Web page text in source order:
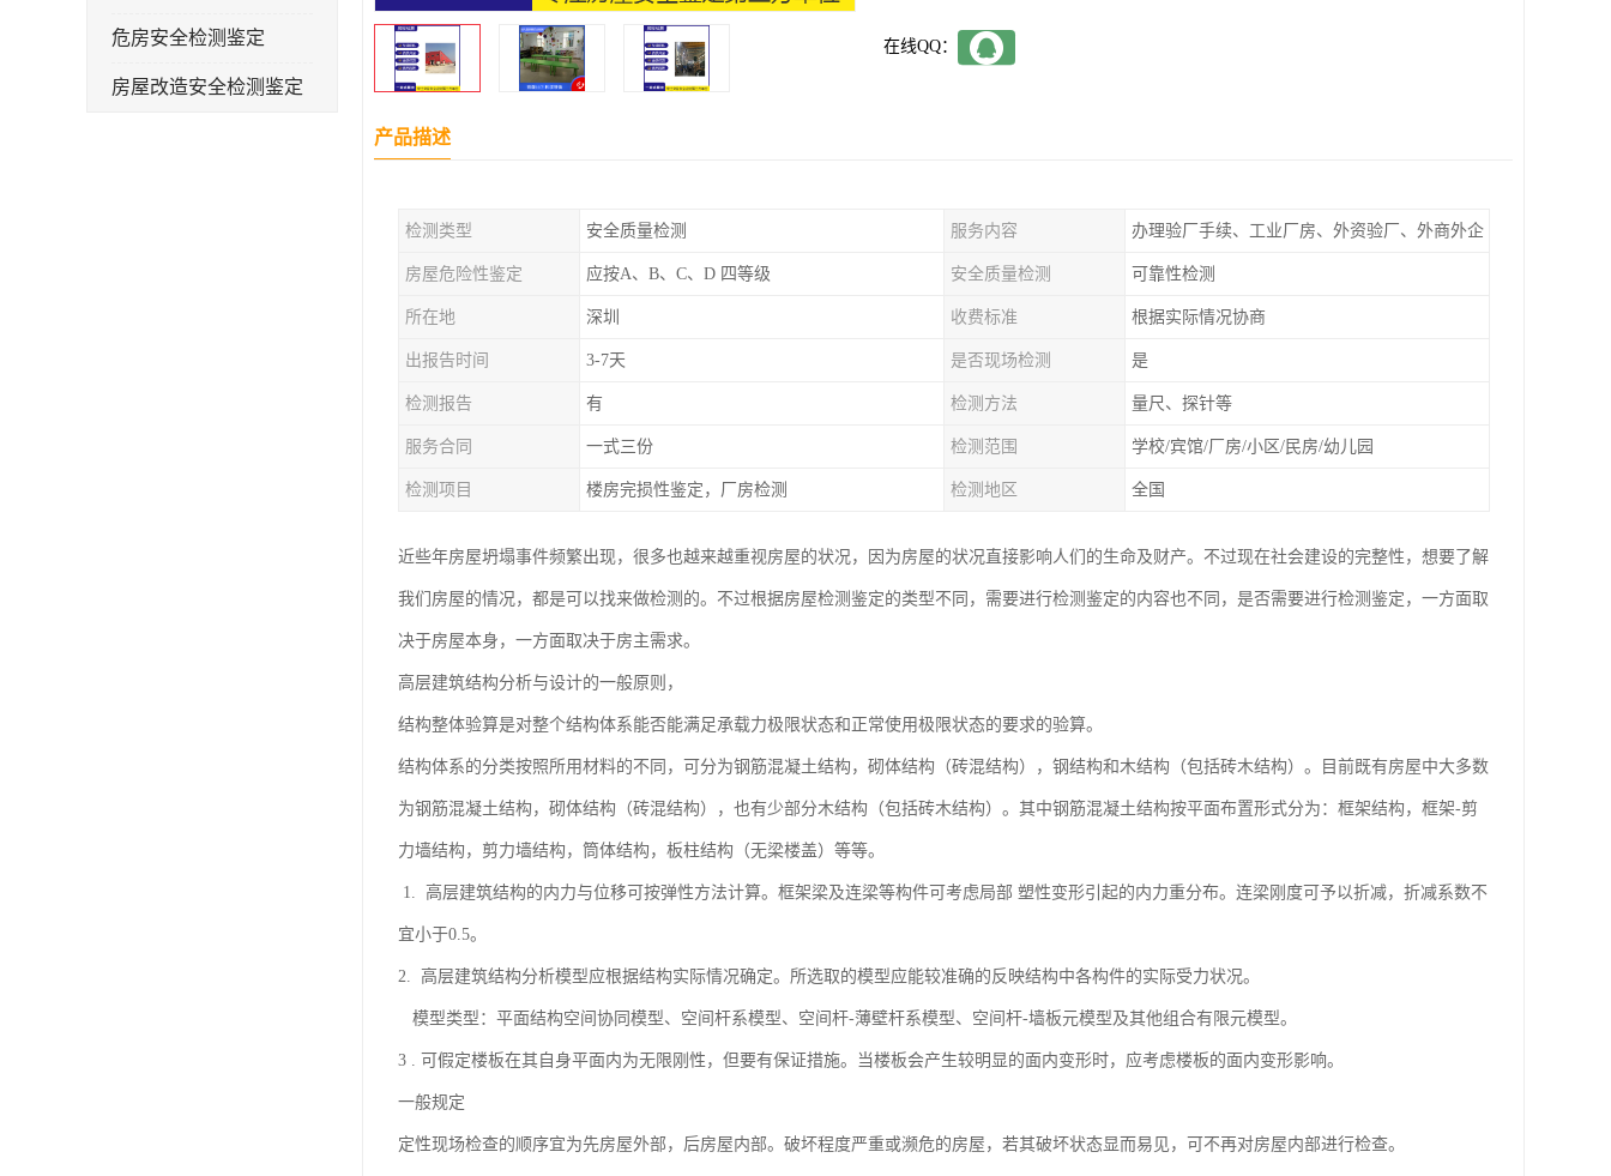
危房安全检测鉴定
房屋改造安全检测鉴定
在线QQ：
产品描述
检测类型 安全质量检测 服务内容 办理验厂手续、工业厂房、外资验厂、外商外企
房屋危险性鉴定 应按A、B、C、D 四等级 安全质量检测 可靠性检测
所在地 深圳 收费标准 根据实际情况协商
出报告时间 3-7天 是否现场检测 是
检测报告 有 检测方法 量尺、探针等
服务合同 一式三份 检测范围 学校/宾馆/厂房/小区/民房/幼儿园
检测项目 楼房完损性鉴定，厂房检测 检测地区 全国
近些年房屋坍塌事件频繁出现，很多也越来越重视房屋的状况，因为房屋的状况直接影响人们的生命及财产。不过现在社会建设的完整性，想要了解
我们房屋的情况，都是可以找来做检测的。不过根据房屋检测鉴定的类型不同，需要进行检测鉴定的内容也不同，是否需要进行检测鉴定，一方面取
决于房屋本身，一方面取决于房主需求。
高层建筑结构分析与设计的一般原则，
结构整体验算是对整个结构体系能否能满足承载力极限状态和正常使用极限状态的要求的验算。
结构体系的分类按照所用材料的不同，可分为钢筋混凝土结构，砌体结构（砖混结构），钢结构和木结构（包括砖木结构）。目前既有房屋中大多数
为钢筋混凝土结构，砌体结构（砖混结构），也有少部分木结构（包括砖木结构）。其中钢筋混凝土结构按平面布置形式分为：框架结构，框架-剪
力墙结构，剪力墙结构，筒体结构，板柱结构（无梁楼盖）等等。
1. 高层建筑结构的内力与位移可按弹性方法计算。框架梁及连梁等构件可考虑局部 塑性变形引起的内力重分布。连梁刚度可予以折减，折减系数不
宜小于0.5。
2. 高层建筑结构分析模型应根据结构实际情况确定。所选取的模型应能较准确的反映结构中各构件的实际受力状况。
模型类型：平面结构空间协同模型、空间杆系模型、空间杆-薄壁杆系模型、空间杆-墙板元模型及其他组合有限元模型。
3 . 可假定楼板在其自身平面内为无限刚性，但要有保证措施。当楼板会产生较明显的面内变形时，应考虑楼板的面内变形影响。
一般规定
定性现场检查的顺序宜为先房屋外部，后房屋内部。破坏程度严重或濒危的房屋，若其破坏状态显而易见，可不再对房屋内部进行检查。